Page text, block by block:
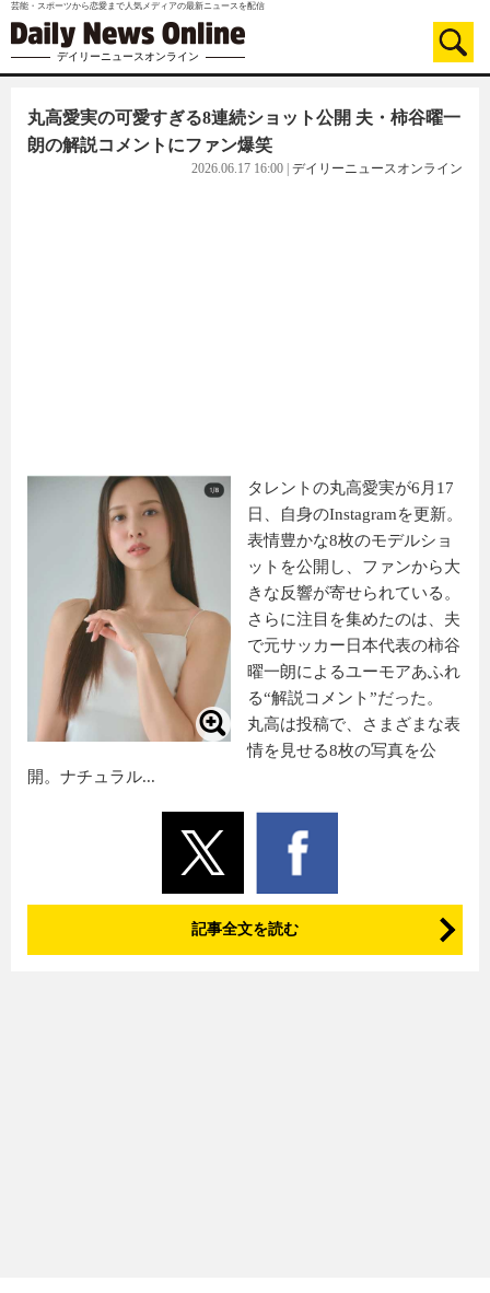
芸能・スポーツから恋愛まで人気メディアの最新ニュースを配信
デイリーニュースオンライン
丸高愛実の可愛すぎる8連続ショット公開 夫・柿谷曜一
朗の解説コメントにファン爆笑
2026.06.17 16:00 デイリーニュースオンライン
タレントの丸高愛実が6月17
日、自身のInstagramを更新。
表情豊かな8枚のモデルショ
ットを公開し、ファンから大
きな反響が寄せられている。
さらに注目を集めたのは、夫
で元サッカー日本代表の柿谷
曜一朗によるユーモアあふれ
る“解説コメント”だった。
丸高は投稿で、さまざまな表
情を見せる8枚の写真を公
開。ナチュラル...
記事全文を読む